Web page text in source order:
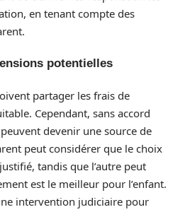
en tenant compte des
potentielles
partager les frais de
Cependant, sans accord
devenir une source de
peut considérer que le choix
tandis que l’autre peut
est le meilleur pour l’enfant.
intervention judiciaire pour